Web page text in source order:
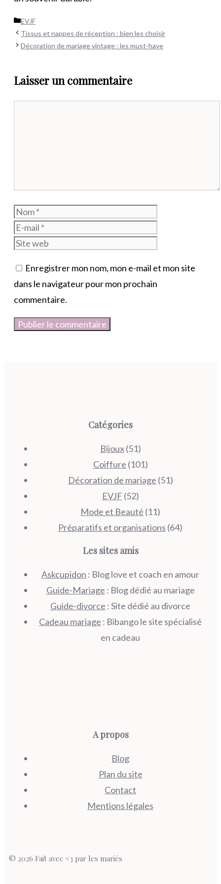
Catégories
EVJF
Tissus et nappes de réception : bien les choisir
Décoration de mariage vintage : les must-have
Laisser un commentaire
Nom
Enregistrer mon nom, mon e-mail et mon site
dans le navigateur pour mon prochain
commentaire.
Catégories
Bijoux(51)
Coiffure (101)
Décoration de mariage (51)
EVJF (52)
Mode et Beauté (11)
Préparatifs et organisations (64)
Les sites amis
Askcupidon : Blog love et coach en amour
Guide-Mariage : Blog dédié au mariage
Guide-divorce : Site dédié au divorce
Cadeau mariage : Bibango le site spécialisé
en cadeau
A propos
Blog
Plan du site
Contact
Mentions légales
© 2026 Fait avec <3 par les mariés